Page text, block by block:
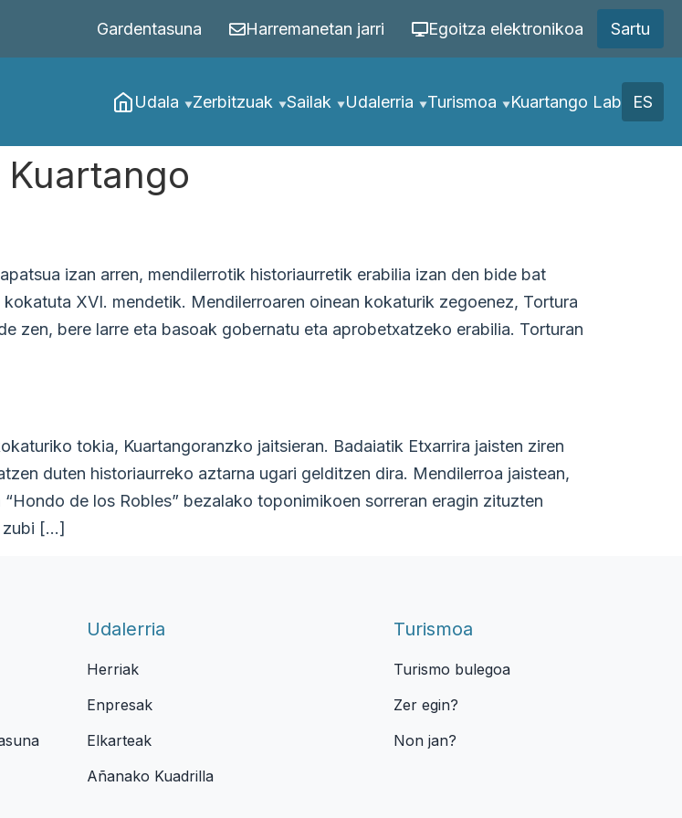
Gardentasuna Harremanetan jarri Egoitza elektronikoa Sartu
Udala Zerbitzuak Sailak Udalerria Turismoa Kuartango Lab ES
izan arren, mendilerrotik historiaurretik erabilia izan den bide bat
XVI. mendetik. Mendilerroaren oinean kokaturik zegoenez, Tortura
zen, bere larre eta basoak gobernatu eta aprobetxatzeko erabilia. Torturan
tokia, Kuartangoranzko jaitsieran. Badaiatik Etxarrira jaisten ziren
duten historiaurreko aztarna ugari gelditzen dira. Mendilerroa jaistean,
de los Robles” bezalako toponimikoen sorreran eragin zituzten
zubi […]
Udalerria
Herriak
Enpresak
Elkarteak
Añanako Kuadrilla
Turismoa
Turismo bulegoa
Zer egin?
Non jan?